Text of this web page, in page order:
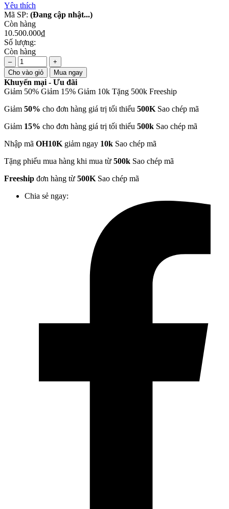
Yêu thích
Mã SP: (Đang cập nhật...)
Còn hàng
10.500.000₫
Số lượng:
Còn hàng
–
+
Cho vào giỏ
Mua ngay
Khuyến mại - Ưu đãi
Giảm 50% Giảm 15% Giảm 10k Tặng 500k Freeship
Giảm 50% cho đơn hàng giá trị tối thiểu 500K Sao chép mã
Giảm 15% cho đơn hàng giá trị tối thiểu 500k Sao chép mã
Nhập mã OH10K giảm ngay 10k Sao chép mã
Tặng phiếu mua hàng khi mua từ 500k Sao chép mã
Freeship đơn hàng từ 500K Sao chép mã
Chia sẻ ngay: